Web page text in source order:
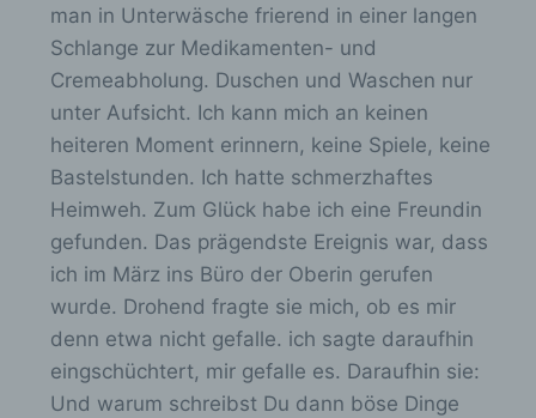
man in Unterwäsche frierend in einer langen
Schlange zur Medikamenten- und
Cremeabholung. Duschen und Waschen nur
unter Aufsicht. Ich kann mich an keinen
heiteren Moment erinnern, keine Spiele, keine
Bastelstunden. Ich hatte schmerzhaftes
Heimweh. Zum Glück habe ich eine Freundin
gefunden. Das prägendste Ereignis war, dass
ich im März ins Büro der Oberin gerufen
wurde. Drohend fragte sie mich, ob es mir
denn etwa nicht gefalle. ich sagte daraufhin
eingschüchtert, mir gefalle es. Daraufhin sie:
Und warum schreibst Du dann böse Dinge
s
e
Profiling ist jede Art der automatisierten
Verarbeitung personenbezogener Daten, die
darin besteht, dass diese
personenbezogenen Daten verwendet
werden, um bestimmte persönliche Aspekte,
die sich auf eine natürliche Person beziehen,
zu bewerten, insbesondere, um Aspekte
bezüglich Arbeitsleistung, wirtschaftlicher
Lage, Gesundheit, persönlicher Vorlieben,
Interessen, Zuverlässigkeit, Verhalten,
Aufenthaltsort oder Ortswechsel dieser
natürlichen Person zu analysieren oder
vorherzusagen.
f) Pseudonymisierung